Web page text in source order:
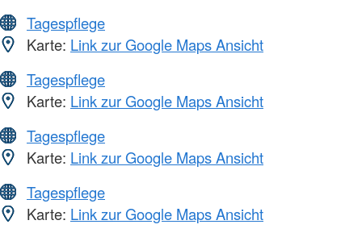
Tagespflege
Karte: Link zur Google Maps Ansicht
Tagespflege
Karte: Link zur Google Maps Ansicht
Tagespflege
Karte: Link zur Google Maps Ansicht
Tagespflege
Karte: Link zur Google Maps Ansicht